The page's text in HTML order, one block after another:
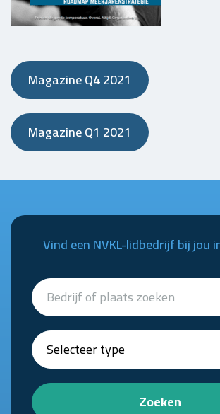
Magazine Q4 2021
Magazine Q1 2021
Vind een NVKL-lidbedrijf bij jou
Zoeken